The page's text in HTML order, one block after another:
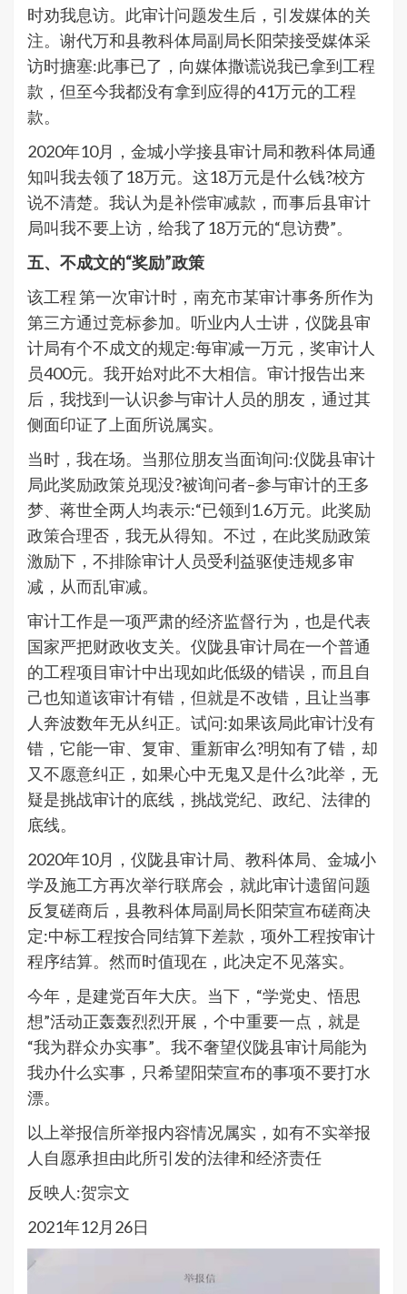
时劝我息访。此审计问题发生后，引发媒体的关
注。谢代万和县教科体局副局长阳荣接受媒体采
访时搪塞:此事已了，向媒体撒谎说我已拿到工程
款，但至今我都没有拿到应得的41万元的工程
款。
2020年10月，金城小学接县审计局和教科体局通
知叫我去领了18万元。这18万元是什么钱?校方
说不清楚。我认为是补偿审减款，而事后县审计
局叫我不要上访，给我了18万元的“息访费”。
五、不成文的“奖励”政策
该工程 第一次审计时，南充市某审计事务所作为
第三方通过竞标参加。听业内人士讲，仪陇县审
计局有个不成文的规定:每审减一万元，奖审计人
员400元。我开始对此不大相信。审计报告出来
后，我找到一认识参与审计人员的朋友，通过其
侧面印证了上面所说属实。
当时，我在场。当那位朋友当面询问:仪陇县审计
局此奖励政策兑现没?被询问者–参与审计的王多
梦、蒋世全两人均表示:“已领到1.6万元。此奖励
政策合理否，我无从得知。不过，在此奖励政策
激励下，不排除审计人员受利益驱使违规多审
减，从而乱审减。
审计工作是一项严肃的经济监督行为，也是代表
国家严把财政收支关。仪陇县审计局在一个普通
的工程项目审计中出现如此低级的错误，而且自
己也知道该审计有错，但就是不改错，且让当事
人奔波数年无从纠正。试问:如果该局此审计没有
错，它能一审、复审、重新审么?明知有了错，却
又不愿意纠正，如果心中无鬼又是什么?此举，无
疑是挑战审计的底线，挑战党纪、政纪、法律的
底线。
2020年10月，仪陇县审计局、教科体局、金城小
学及施工方再次举行联席会，就此审计遗留问题
反复磋商后，县教科体局副局长阳荣宣布磋商决
定:中标工程按合同结算下差款，项外工程按审计
程序结算。然而时值现在，此决定不见落实。
今年，是建党百年大庆。当下，“学党史、悟思
想”活动正轰轰烈烈开展，个中重要一点，就是
“我为群众办实事”。我不奢望仪陇县审计局能为
我办什么实事，只希望阳荣宣布的事项不要打水
漂。
以上举报信所举报内容情况属实，如有不实举报
人自愿承担由此所引发的法律和经济责任
反映人:贺宗文
2021年12月26日